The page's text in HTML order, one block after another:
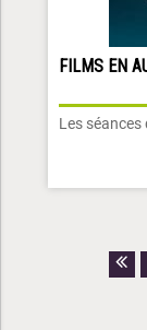
FILMS EN
Les séances